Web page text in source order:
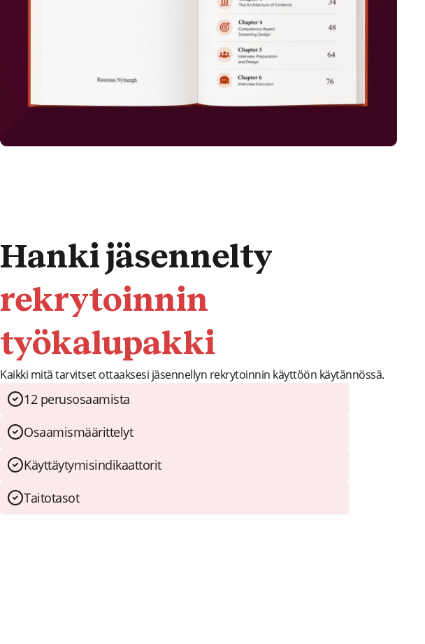
Hanki jäsennelty
rekrytoinnin
työkalupakki
Kaikki mitä tarvitset ottaaksesi jäsennellyn rekrytoinnin käyttöön käytännössä.
12 perusosaamista
Osaamismäärittelyt
Käyttäytymisindikaattorit
Taitotasot